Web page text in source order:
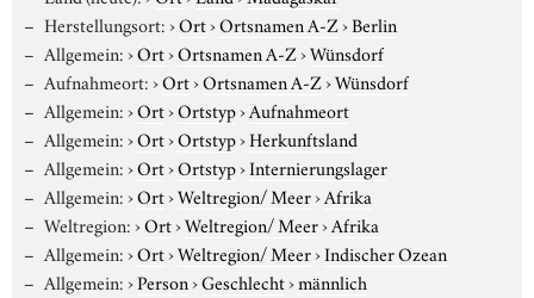
Herstellungsort:›Ort›Ortsnamen A-Z›Berlin
Allgemein:›Ort›Ortsnamen A-Z›Wünsdorf
Aufnahmeort:›Ort›Ortsnamen A-Z›Wünsdorf
Allgemein:›Ort›Ortstyp›Aufnahmeort
Allgemein:›Ort›Ortstyp›Herkunftsland
Allgemein:›Ort›Ortstyp›Internierungslager
Allgemein:›Ort›Weltregion/ Meer›Afrika
Weltregion:›Ort›Weltregion/ Meer›Afrika
Allgemein:›Ort›Weltregion/ Meer›Indischer Ozean
Allgemein:›Person›Geschlecht›männlich